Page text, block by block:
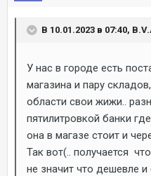
В 10.01.2023 в 07:40,
У нас в городе есть
магазина и пару
области свои жижи..
пятилитровкой банки
она в магазе стоит и
Так вот(.. получается
не значит что дешевле и